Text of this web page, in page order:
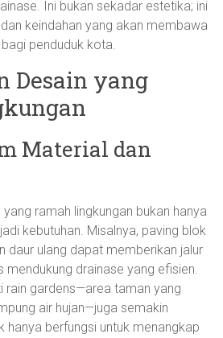
Ini bukan sekadar estetika; ini
keindahan yang akan membawa
penduduk kota.
Desain yang
Material dan
ramah lingkungan bukan hanya
kebutuhan. Misalnya, paving blok
daur ulang dapat memberikan jalur
mendukung drainase yang efisien.
rain gardens—area taman yang
air hujan—juga semakin
hanya berfungsi untuk menangkap